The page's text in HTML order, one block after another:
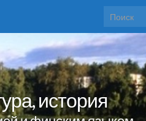
Search for:
история